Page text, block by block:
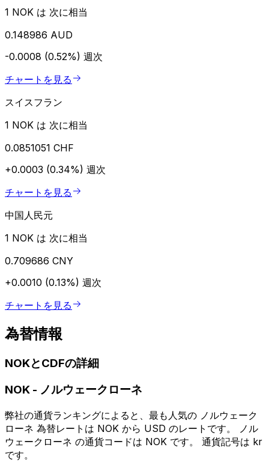
1 NOK は 次に相当
0.148986 AUD
-0.0008 (0.52%) 週次
チャートを見る
スイスフラン
1 NOK は 次に相当
0.0851051 CHF
+0.0003 (0.34%) 週次
チャートを見る
中国人民元
1 NOK は 次に相当
0.709686 CNY
+0.0010 (0.13%) 週次
チャートを見る
為替情報
NOKとCDFの詳細
NOK - ノルウェークローネ
弊社の通貨ランキングによると、最も人気の ノルウェーク
ローネ 為替レートは NOK から USD のレートです。 ノル
ウェークローネ の通貨コードは NOK です。 通貨記号は kr
です。